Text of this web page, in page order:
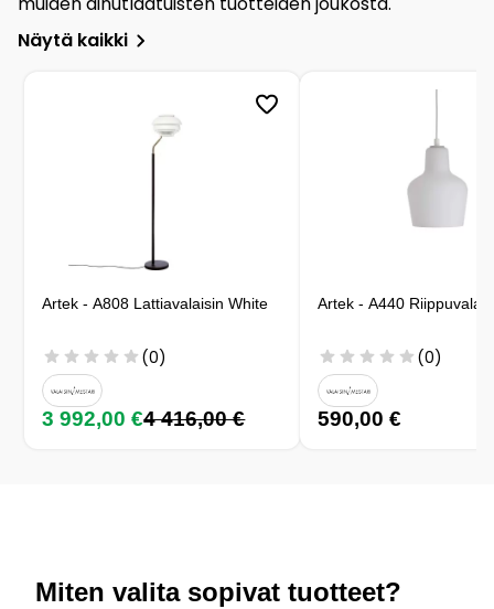
Näytä kaikki
Artek - A808 Lattiavalaisin White
(0)
3 992,00 €4 416,00 €
Artek - A440
(0)
590,00 €
Miten valita sopivat tuotteet?